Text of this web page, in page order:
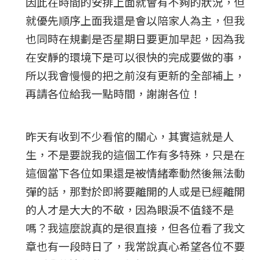
就優先順序上面我還是會以陪家人為主，但我
也同時在規劃是否星期日要更加早起，因為我
在安靜的環境下是可以很快的完成要做的事，
所以我會慢慢的把之前沒有更新的全部補上，
再請各位給我一點時間，謝謝各位！
昨天有收到不少看倌的關心，其實這就是人
生，不是要說我的這個工作有多特殊，只是在
這個當下各位如果還是被情緒牽動然後無法動
彈的話，那對於即將要離開的人或是已經離開
的人才是大大的不敬，因為眼淚不值錢不是
嗎？我這麼說真的是很直接，但各位看了我文
章也有一段時日了，我常說真心希望各位不要